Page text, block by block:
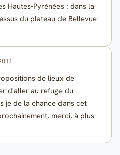
Hautes-Pyrénées : dans la
du plateau de Bellevue
de lieux de
d'aller au refuge du
je de la chance dans cet
merci, à plus